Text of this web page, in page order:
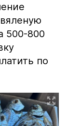
500-800
по